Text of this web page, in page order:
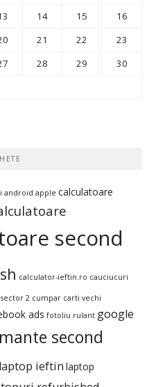
14 15
16
21 22
23
28 29
30
android apple calculatoare
second
calculator-ieftin.ro cauciucuri
2 cumpar carti vechi
ads fotoliu rulant google
second
laptop ieftin laptop